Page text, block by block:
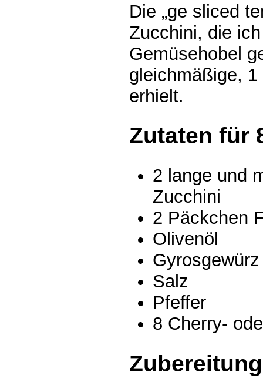
Die „ge sliced
Zucchini, die
Gemüsehobel
gleichmäßige,
erhielt.
Zutaten für
2 lange und
Zucchini
2 Päckchen
Olivenöl
Gyrosgewürz
Salz
Pfeffer
8 Cherry-